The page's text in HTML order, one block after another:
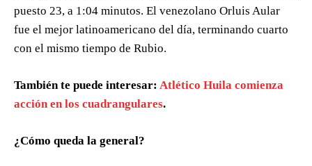
puesto 23, a 1:04 minutos. El venezolano Orluis Aular
fue el mejor latinoamericano del día, terminando cuarto
con el mismo tiempo de Rubio.
También te puede interesar: Atlético Huila comienza
acción en los cuadrangulares.
¿Cómo queda la general?